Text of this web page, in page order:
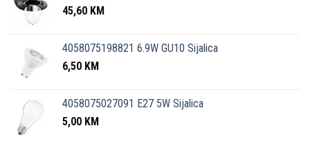
45,60 KM
4058075198821 6.9W GU10 Sijalica
6,50 KM
4058075027091 E27 5W Sijalica
5,00 KM